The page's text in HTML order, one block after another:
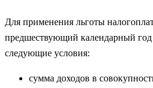
Для применения льготы
предшествующий календарный
следующие условия:
сумма доходов в